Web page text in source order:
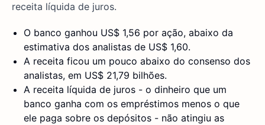
receita líquida de juros.
O banco ganhou US$ 1,56 por ação, abaixo da
estimativa dos analistas de US$ 1,60.
A receita ficou um pouco abaixo do consenso dos
analistas, em US$ 21,79 bilhões.
A receita líquida de juros - o dinheiro que um
banco ganha com os empréstimos menos o que
ele paga sobre os depósitos - não atingiu as